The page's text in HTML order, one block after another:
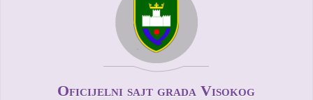
Oficijelni sajt grada Visokog